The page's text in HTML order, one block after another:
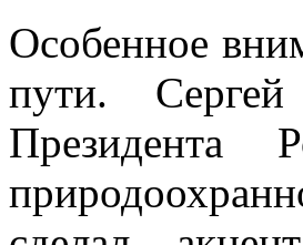
Особенное
пути. Сергей
Президента